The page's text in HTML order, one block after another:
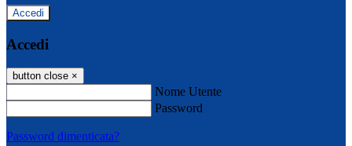
Accedi
Accedi
button close ×
Nome Utente
Password
Password dimenticata?